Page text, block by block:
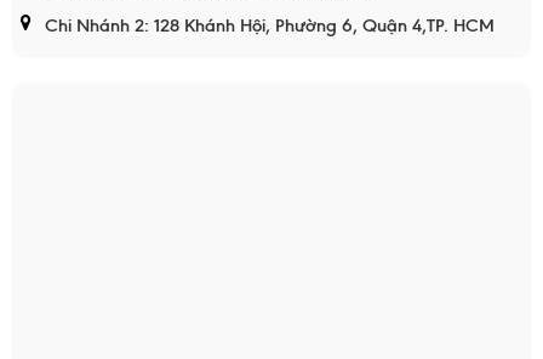
Chi Nhánh 2: 128 Khánh Hội, Phường 6, Quận 4,TP. HCM